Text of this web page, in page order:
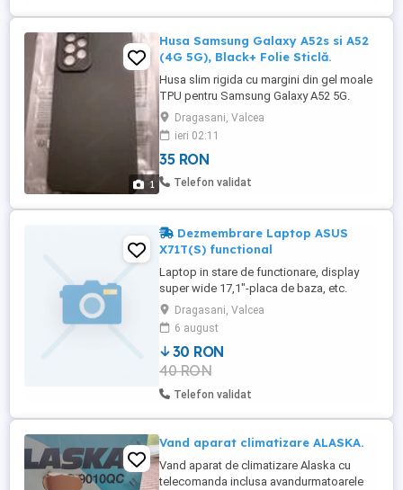
1
Husa Samsung Galaxy A52s si A52
(4G 5G), Black+ Folie Sticlă.
Husa slim rigida cu margini din gel moale
TPU pentru Samsung Galaxy A52 5G.
Husa este foarte subtire, o textura
eleganta anti-amprente si anti-alunecare
pentru o prindere sigura si comoda in
mana si da senzatia ca telefonul nici
macar nu are husa. Folie Sticlă. Produse
Dragasani, Valcea
ieri 02:11
35 RON
Telefon validat
Dezmembrare Laptop ASUS
X71T(S) functional
Laptop in stare de functionare, display
super wide 17,1"-placa de baza, etc.
oferta contine : - displayul, invertorul, web
cam., microfon, antena wi-fi - placa de
baza functionala, baterie tine peste 1 ora,
tastatura perfecta, hdd, memorii, dvd, etc.
Dragasani, Valcea
6 august
30 RON
40 RON
Telefon validat
Vand aparat climatizare ALASKA.
Vand aparat de climatizare Alaska cu
telecomanda inclusa avandurmatoarele